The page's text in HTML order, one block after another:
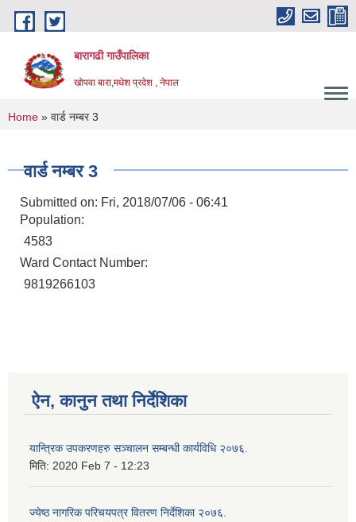
Skip to main content
बारागढी गाउँपालिका
खोपवा बारा,मधेश प्रदेश , नेपाल
You are here
Home » वार्ड नम्बर 3
वार्ड नम्बर 3
Submitted on: Fri, 2018/07/06 - 06:41
Population:
4583
Ward Contact Number:
9819266103
ऐन, कानुन तथा निर्देशिका
यान्त्रिक उपकरणहरु सञ्चालन सम्बन्धी कार्यविधि २०७६.
मिति: 2020 Feb 7 - 12:23
ज्येष्ठ नागरिक परिचयपत्र वितरण निर्देशिका २०७६.